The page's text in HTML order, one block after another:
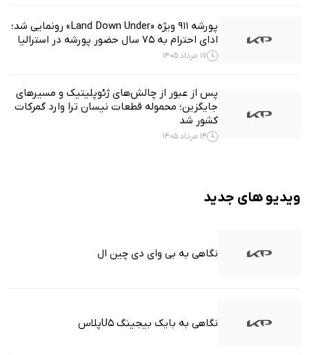
پورشه 911 ویژه «Land Down Under» رونمایی شد؛
ادای احترام به ۷۵ سال حضور پورشه در استرالیا
17 مرداد 1405
پس از عبور از چالش‌های ژئوپلیتیک و مسیرهای
جایگزین؛ محموله قطعات نیسان ترا وارد گمرکات
کشور شد
14 مرداد 1405
ویدیو های جدید
نگاهی به بی وای دی چین ال
نگاهی به بایک بیجینگ U5پلاس